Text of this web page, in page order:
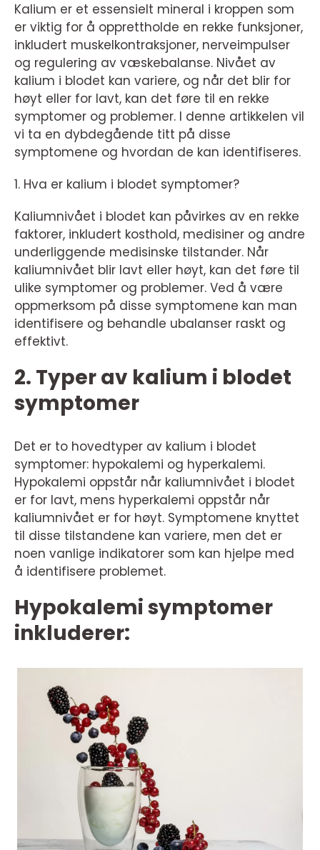
Kalium er et essensielt mineral i kroppen som
er viktig for å opprettholde en rekke funksjoner,
inkludert muskelkontraksjoner, nerveimpulser
og regulering av væskebalanse. Nivået av
kalium i blodet kan variere, og når det blir for
høyt eller for lavt, kan det føre til en rekke
symptomer og problemer. I denne artikkelen vil
vi ta en dybdegående titt på disse
symptomene og hvordan de kan identifiseres.
1. Hva er kalium i blodet symptomer?
Kaliumnivået i blodet kan påvirkes av en rekke
faktorer, inkludert kosthold, medisiner og andre
underliggende medisinske tilstander. Når
kaliumnivået blir lavt eller høyt, kan det føre til
ulike symptomer og problemer. Ved å være
oppmerksom på disse symptomene kan man
identifisere og behandle ubalanser raskt og
effektivt.
2. Typer av kalium i blodet
symptomer
Det er to hovedtyper av kalium i blodet
symptomer: hypokalemi og hyperkalemi.
Hypokalemi oppstår når kaliumnivået i blodet
er for lavt, mens hyperkalemi oppstår når
kaliumnivået er for høyt. Symptomene knyttet
til disse tilstandene kan variere, men det er
noen vanlige indikatorer som kan hjelpe med
å identifisere problemet.
Hypokalemi symptomer
inkluderer: